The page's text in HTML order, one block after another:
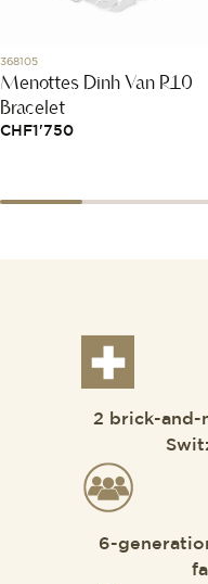
368105
Menottes Dinh Van R10
Bracelet
CHF 1'750
2 brick-and-
6-